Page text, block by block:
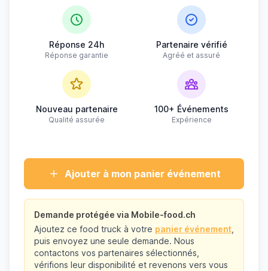
Réponse 24h
Réponse garantie
Partenaire vérifié
Agréé et assuré
Nouveau partenaire
Qualité assurée
100+ Événements
Expérience
Ajouter à mon panier événement
Demande protégée via Mobile-food.ch
Ajoutez ce food truck à votre panier événement
puis envoyez une seule demande. Nous
contactons vos partenaires sélectionnés,
vérifions leur disponibilité et revenons vers vous